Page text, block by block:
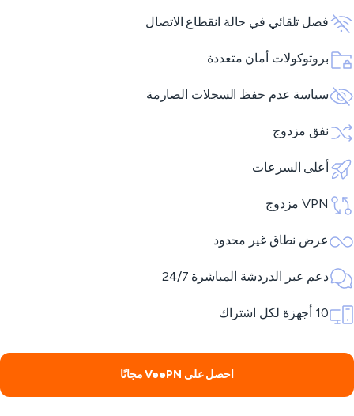
فصل تلقائي في حالة انقطاع الاتصال
بروتوكولات أمان متعددة
سياسة عدم حفظ السجلات الصارمة
نفق مزدوج
أعلى السرعات
VPN مزدوج
عرض نطاق غير محدود
دعم عبر الدردشة المباشرة 24/7
10 أجهزة لكل اشتراك
احصل على VeePN مجانًا